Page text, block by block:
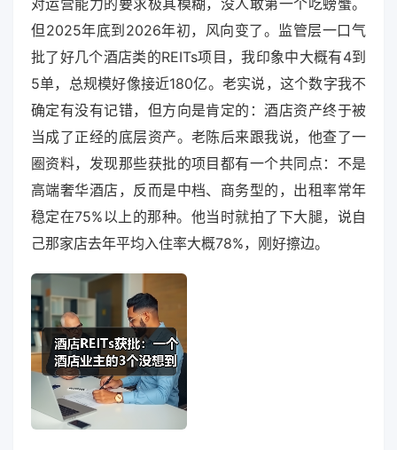
对运营能力的要求极其模糊，没人敢第一个吃螃蟹。
但2025年底到2026年初，风向变了。监管层一口气
批了好几个酒店类的REITs项目，我印象中大概有4到
5单，总规模好像接近180亿。老实说，这个数字我不
确定有没有记错，但方向是肯定的：酒店资产终于被
当成了正经的底层资产。老陈后来跟我说，他查了一
圈资料，发现那些获批的项目都有一个共同点：不是
高端奢华酒店，反而是中档、商务型的，出租率常年
稳定在75%以上的那种。他当时就拍了下大腿，说自
己那家店去年平均入住率大概78%，刚好擦边。